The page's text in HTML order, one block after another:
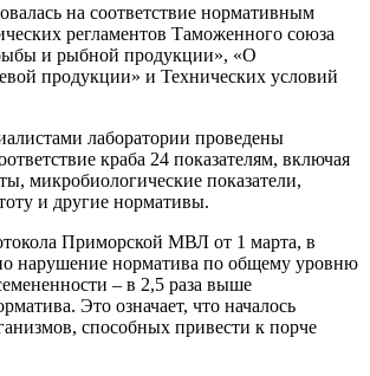
на соответствие нормативным
регламентов Таможенного союза
и рыбной продукции», «О
продукции» и Технических условий
лаборатории проведены
краба 24 показателям, включая
микробиологические показатели,
и другие нормативы.
Приморской МВЛ от 1 марта, в
нарушение норматива по общему уровню
– в 2,5 раза выше
Это означает, что началось
способных привести к порче